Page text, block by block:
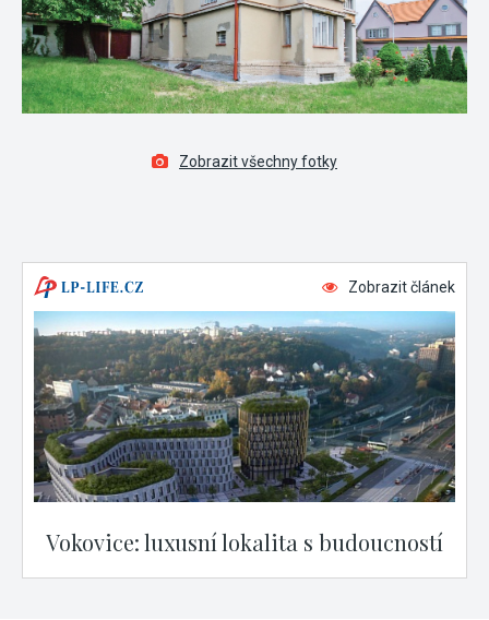
Zobrazit všechny fotky
Zobrazit článek
Vokovice: luxusní lokalita s budoucností